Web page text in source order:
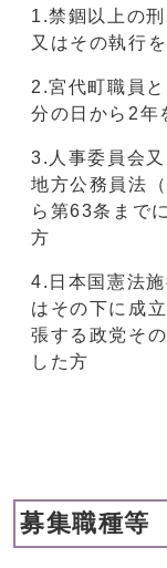
1.禁錮以上の
又はその執行
2.宮代町職員
分の日から2年
3.人事委員会
地方公務員法
ら第63条まで
方
4.日本国憲法
はその下に成
張する政党そ
した方
募集職種等